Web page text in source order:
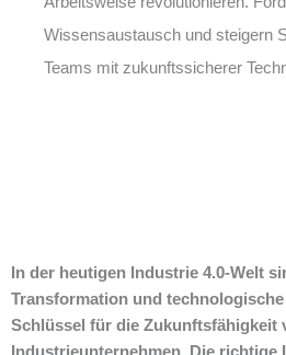
Wissensaustausch und steigern
Teams mit zukunftssicherer
In der heutigen Industrie 4.0-Welt
Transformation und
Schlüssel für die Zukunftsfähigkeit